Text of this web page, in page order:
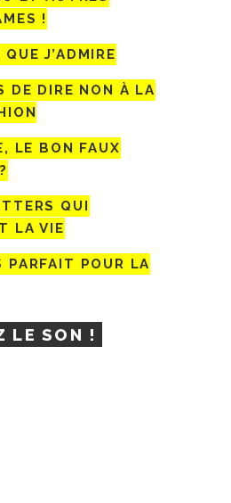
!
J’ADMIRE
DE DIRE NON À LA
LE BON FAUX
QUI
LA VIE
PARFAIT POUR LA
LE SON !